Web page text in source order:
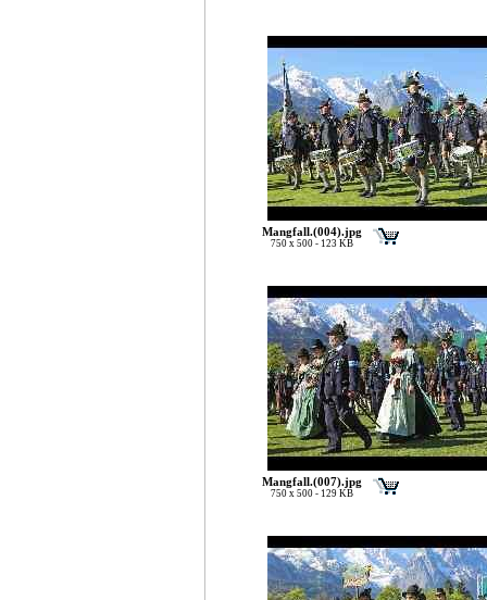
Mangfall.(004).jpg
750 x 500 - 123 KB
Mangfall.(007).jpg
750 x 500 - 129 KB